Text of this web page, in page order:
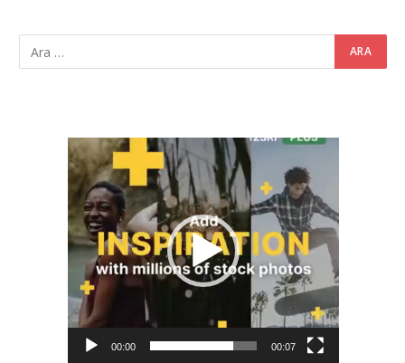
Video
oynatıcı
00:00 00:07